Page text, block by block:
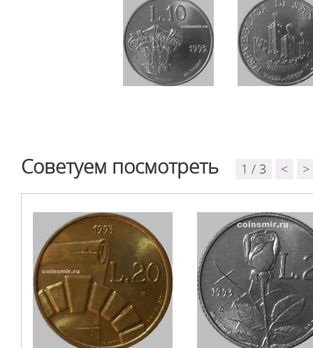
Советуем посмотреть 1 / 3 < >